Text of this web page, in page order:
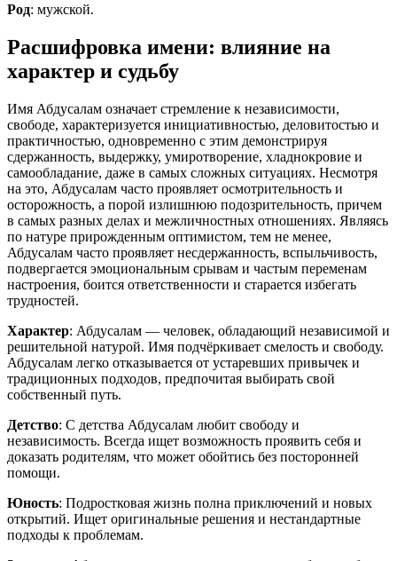
Род: мужской.
Расшифровка имени: влияние на
характер и судьбу
Имя Абдусалам означает стремление к независимости,
свободе, характеризуется инициативностью, деловитостью и
практичностью, одновременно с этим демонстрируя
сдержанность, выдержку, умиротворение, хладнокровие и
самообладание, даже в самых сложных ситуациях. Несмотря
на это, Абдусалам часто проявляет осмотрительность и
осторожность, а порой излишнюю подозрительность, причем
в самых разных делах и межличностных отношениях. Являясь
по натуре прирожденным оптимистом, тем не менее,
Абдусалам часто проявляет несдержанность, вспыльчивость,
подвергается эмоциональным срывам и частым переменам
настроения, боится ответственности и старается избегать
трудностей.
Характер: Абдусалам — человек, обладающий независимой и
решительной натурой. Имя подчёркивает смелость и свободу.
Абдусалам легко отказывается от устаревших привычек и
традиционных подходов, предпочитая выбирать свой
собственный путь.
Детство: С детства Абдусалам любит свободу и
независимость. Всегда ищет возможность проявить себя и
доказать родителям, что может обойтись без посторонней
помощи.
Юность: Подростковая жизнь полна приключений и новых
открытий. Ищет оригинальные решения и нестандартные
подходы к проблемам.